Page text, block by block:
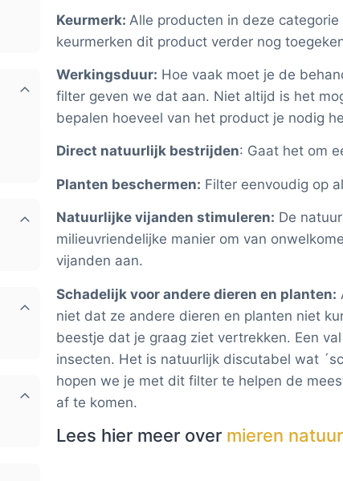
Keurmerk: Alle producten in deze
keurmerken dit product verder nog
Werkingsduur: Hoe vaak moet je de
filter geven we dat aan. Niet altijd is het
bepalen hoeveel van het product je nodig
Direct natuurlijk bestrijden: Gaat het om
Planten beschermen: Filter eenvoudig op
Natuurlijke vijanden stimuleren: De
milieuvriendelijke manier om van
vijanden aan.
Schadelijk voor andere dieren en planten:
niet dat ze andere dieren en planten niet
beestje dat je graag ziet vertrekken. Een
insecten. Het is natuurlijk discutabel wat
hopen we je met dit filter te helpen de
af te komen.
Lees hier meer over mieren